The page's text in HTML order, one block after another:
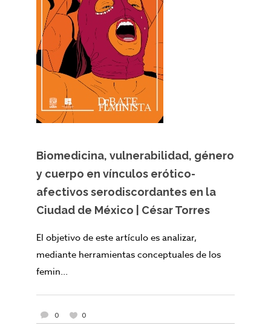
Biomedicina, vulnerabilidad, género
y cuerpo en vínculos erótico-
afectivos serodiscordantes en la
Ciudad de México | César Torres
El objetivo de este artículo es analizar,
mediante herramientas conceptuales de los
femin...
0 0